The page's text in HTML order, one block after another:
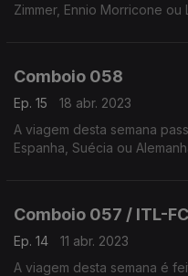
Zimmer, Ennio Morricone
Comboio 058
Ep. 15
18 abr. 2023
A viagem desta semana
Espanha, Suécia ou
Comboio 057 / ITL-
Ep. 14
11 abr. 2023
A viagem desta semana é